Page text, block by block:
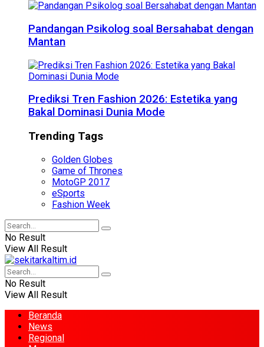
Pandangan Psikolog soal Bersahabat dengan
Mantan
Prediksi Tren Fashion 2026: Estetika yang
Bakal Dominasi Dunia Mode
Trending Tags
Golden Globes
Game of Thrones
MotoGP 2017
eSports
Fashion Week
No Result
View All Result
No Result
View All Result
Beranda
News
Regional